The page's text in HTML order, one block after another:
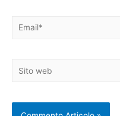
Email*
Sito